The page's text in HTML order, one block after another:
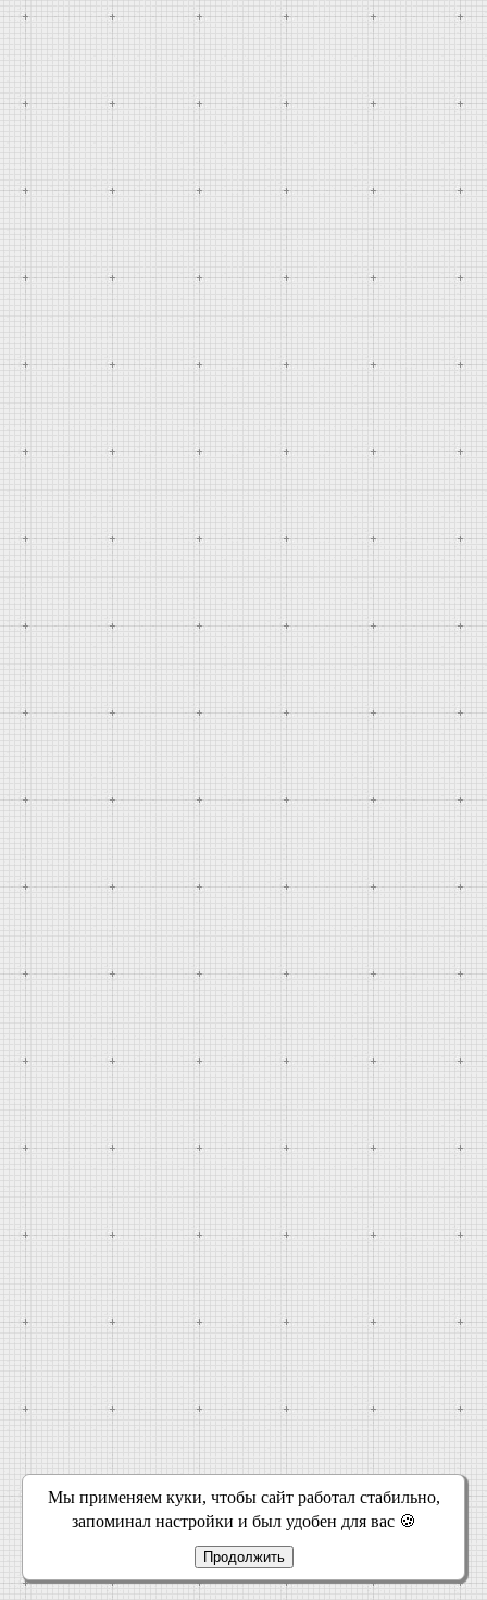
Мы применяем куки, чтобы сайт работал стабильно,
запоминал настройки и был удобен для вас 🍪
Продолжить